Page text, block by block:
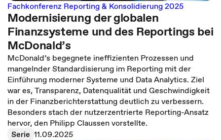
Fachkonferenz Reporting & Konsolidierung 2025
Modernisierung der globalen
Finanzsysteme und des Reportings bei
McDonald’s
McDonald’s begegnete ineffizienten Prozessen und
mangelnder Standardisierung im Reporting mit der
Einführung moderner Systeme und Data Analytics. Ziel
war es, Transparenz, Datenqualität und Geschwindigkeit
in der Finanzberichterstattung deutlich zu verbessern.
Besonders stach der nutzerzentrierte Reporting-Ansatz
hervor, den Philipp Claussen vorstellte.
Serie 11.09.2025